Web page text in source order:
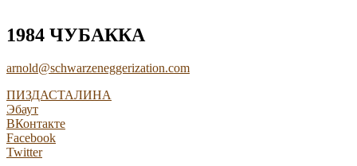
1984 ЧУБАККА
arnold@schwarzeneggerization.com
ПИЗДАСТАЛИНА
Эбаут
ВКонтакте
Facebook
Twitter